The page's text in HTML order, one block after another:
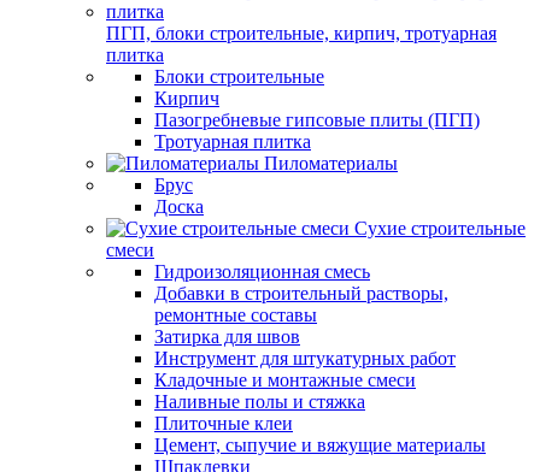
ПГП, блоки строительные, кирпич, тротуарная
плитка
Блоки строительные
Кирпич
Пазогребневые гипсовые плиты (ПГП)
Тротуарная плитка
Пиломатериалы
Брус
Доска
Сухие строительные
смеси
Гидроизоляционная смесь
Добавки в строительный растворы,
ремонтные составы
Затирка для швов
Инструмент для штукатурных работ
Кладочные и монтажные смеси
Наливные полы и стяжка
Плиточные клеи
Цемент, сыпучие и вяжущие материалы
Шпаклевки